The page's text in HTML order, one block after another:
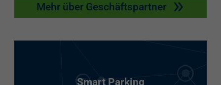
Mehr über Geschäftspartner
Smart Parking